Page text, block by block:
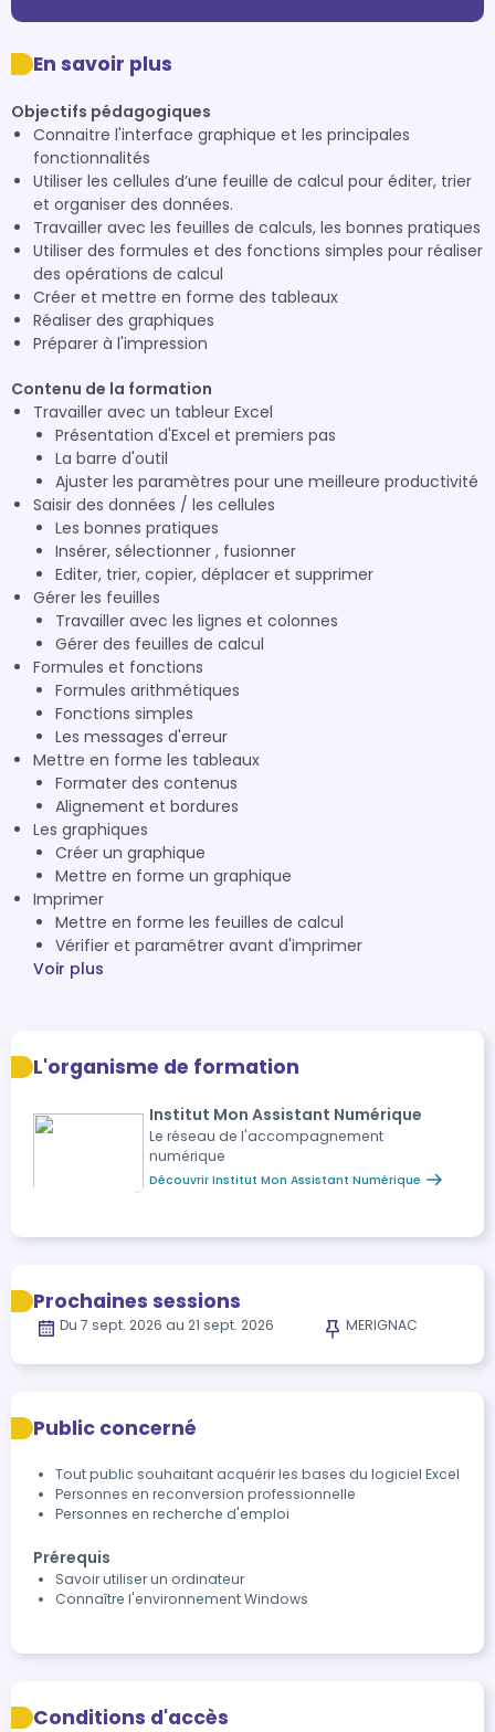
En savoir plus
Objectifs pédagogiques
Connaitre l'interface graphique et les principales
fonctionnalités
Utiliser les cellules d’une feuille de calcul pour éditer, trier
et organiser des données.
Travailler avec les feuilles de calculs, les bonnes pratiques
Utiliser des formules et des fonctions simples pour réaliser
des opérations de calcul
Créer et mettre en forme des tableaux
Réaliser des graphiques
Préparer à l'impression
Contenu de la formation
Travailler avec un tableur Excel
Présentation d'Excel et premiers pas
La barre d'outil
Ajuster les paramètres pour une meilleure productivité
Saisir des données / les cellules
Les bonnes pratiques
Insérer, sélectionner , fusionner
Editer, trier, copier, déplacer et supprimer
Gérer les feuilles
Travailler avec les lignes et colonnes
Gérer des feuilles de calcul
Formules et fonctions
Formules arithmétiques
Fonctions simples
Les messages d'erreur
Mettre en forme les tableaux
Formater des contenus
Alignement et bordures
Les graphiques
Créer un graphique
Mettre en forme un graphique
Imprimer
Mettre en forme les feuilles de calcul
Vérifier et paramétrer avant d'imprimer
Voir plus
L'organisme de formation
Institut Mon Assistant Numérique
Le réseau de l'accompagnement
numérique
Découvrir Institut Mon Assistant Numérique
Prochaines sessions
Du 7 sept. 2026 au 21 sept. 2026 MERIGNAC
Public concerné
Tout public souhaitant acquérir les bases du logiciel Excel
Personnes en reconversion professionnelle
Personnes en recherche d'emploi
Prérequis
Savoir utiliser un ordinateur
Connaître l'environnement Windows
Conditions d'accès